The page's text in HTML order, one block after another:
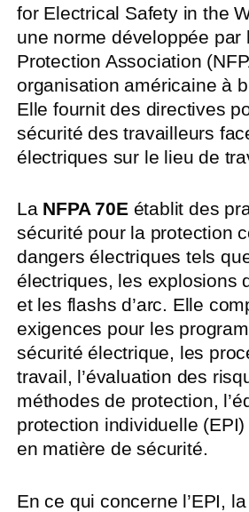
for Electrical Safety in the
une norme développée par
Protection Association
organisation américaine à
Elle fournit des directives
sécurité des travailleurs
électriques sur le lieu de
La NFPA 70Eétablit des
sécurité pour la protection
dangers électriques tels
électriques, les explosions
et les flashs d’arc. Elle
exigences pour les
sécurité électrique, les
travail, l’évaluation des
méthodes de protection,
protection individuelle
en matière de sécurité.
En ce qui concerne l’EPI,